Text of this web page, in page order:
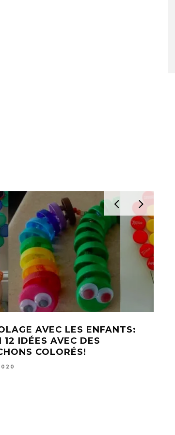
CASSE-
36 IDÉES CRÉATIVES
PEINDRE DES PIERRES
POUR NOËL AVEC LES